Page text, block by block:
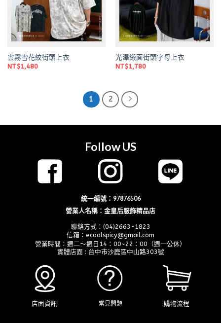
雲霧雪花紋街頭上衣
NT$1,480
光澤緞面街頭字母上衣
NT$1,780
1 2
Follow US
統一編號：97876506
營業人名稱：金皇后服飾精品店
聯絡方式：(04)2663-1823
信箱：ecoolspicy@gmail.com
營業時間：週二～週日14：00~22：00（週一公休）
實體店面 : 台中市沙鹿區中山路303號
店面資訊 常見問題 購物流程